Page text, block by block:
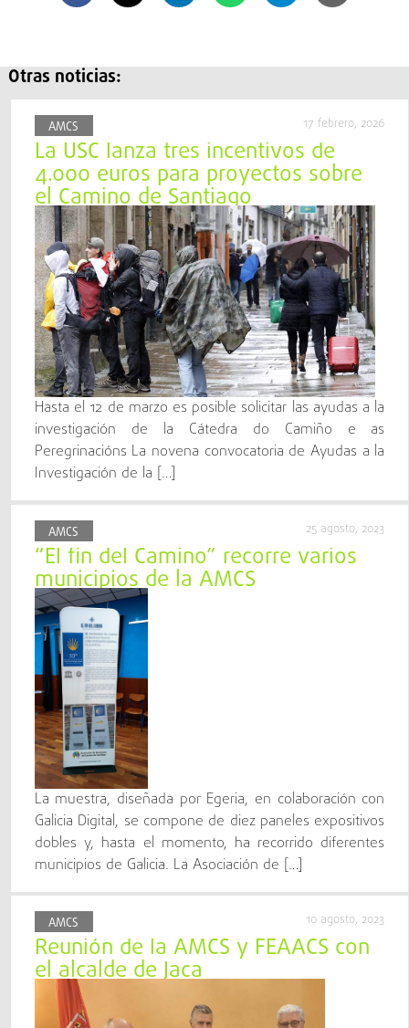
Otras noticias:
AMCS 17 febrero, 2026
La USC lanza tres incentivos de
4.000 euros para proyectos sobre
el Camino de Santiago
Hasta el 12 de marzo es posible solicitar las ayudas a la
investigación de la Cátedra do Camiño e as
Peregrinacións La novena convocatoria de Ayudas a la
Investigación de la […]
AMCS 25 agosto, 2023
“El fin del Camino” recorre varios
municipios de la AMCS
La muestra, diseñada por Egeria, en colaboración con
Galicia Digital, se compone de diez paneles expositivos
dobles y, hasta el momento, ha recorrido diferentes
municipios de Galicia. La Asociación de […]
AMCS 10 agosto, 2023
Reunión de la AMCS y FEAACS con
el alcalde de Jaca